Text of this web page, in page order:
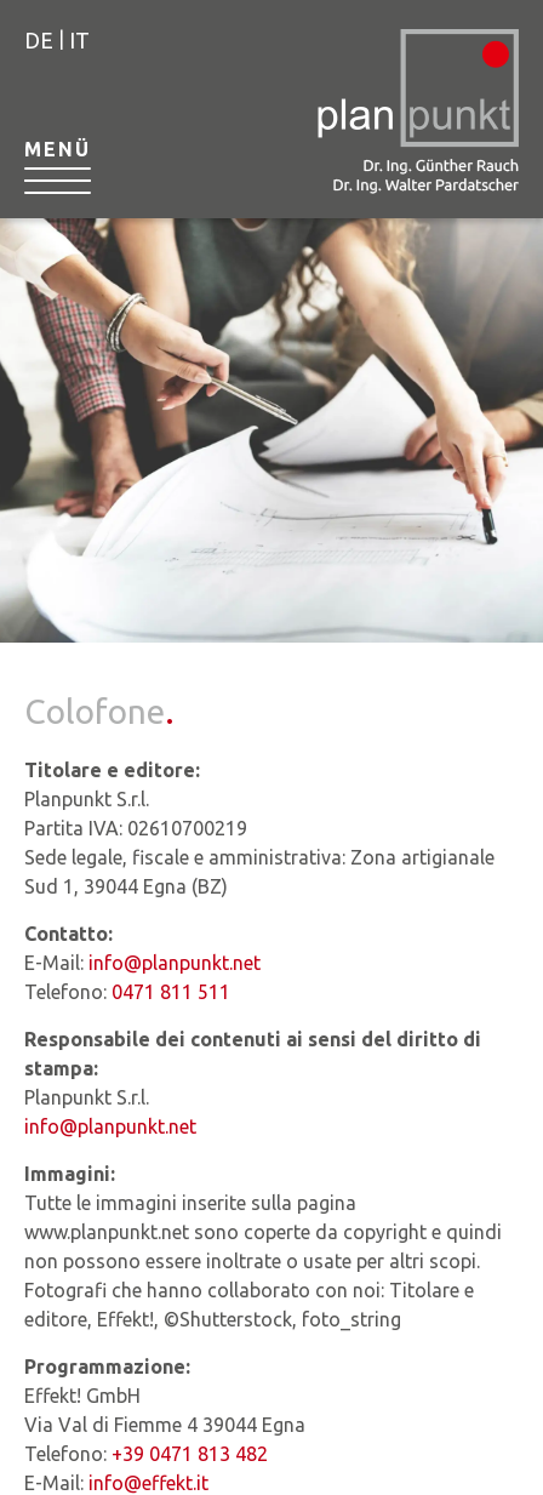
DE IT
MENÜ
Colofone.
Titolare e editore:
Planpunkt S.r.l.
Partita IVA: 02610700219
Sede legale, fiscale e amministrativa: Zona artigianale
Sud 1, 39044 Egna (BZ)
Contatto:
E-Mail: info@planpunkt.net
Telefono: 0471 811 511
Responsabile dei contenuti ai sensi del diritto di
stampa:
Planpunkt S.r.l.
info@planpunkt.net
Immagini:
Tutte le immagini inserite sulla pagina
www.planpunkt.net sono coperte da copyright e quindi
non possono essere inoltrate o usate per altri scopi.
Fotografi che hanno collaborato con noi: Titolare e
editore, Effekt!, ©Shutterstock, foto_string
Programmazione:
Effekt! GmbH
Via Val di Fiemme 4 39044 Egna
Telefono: +39 0471 813 482
E-Mail: info@effekt.it